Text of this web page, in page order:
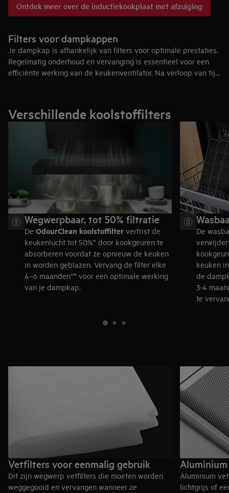
perfect in een moderne, strakke keuken. Zo laat je je
compromissen.
Ontdek meer over de inductiekookplaat met afzuiging
Filters voor dampkappen
Je dampkap is afhankelijk van filters voor optimale prestaties.
Regelmatig onderhoud en vervanging is essentieel voor een
efficiënte werking van de keukenventilator. Na verloop van tijd
Gebruik de volgende gids om te begrijpen welke filters je moet
kopen op basis van de installatie van de dampkap en wanneer
Verschillende koolstoffilters
Wegwerpbaar, tot 50% filtratie
De OdourClean koolstoffilter verfrist de
keukenlucht tot 50%* door kookgeuren te
absorberen voordat ze opnieuw de keuken
in worden geblazen. Vervang de filter elke
4–6 maanden** voor een optimale werking
van je dampkap.
De
keuken
de
3-4
te
Vetfilters voor eenmalig gebruik
Dit zijn wegwerp vetfilters die moeten worden
weggegooid en vervangen wanneer ze
Aluminium
lichtgrijs of